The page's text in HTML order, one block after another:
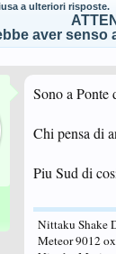
a ulteriori risposte.
aver
Sono a Ponte
Chi pensa di
Piu Sud di
Nittaku Shake
Meteor 9012 ox